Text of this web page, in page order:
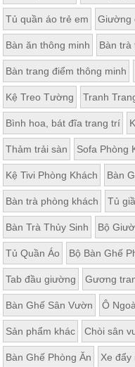
Thất
Phòng
Khách
Sofa,
tủ
rượu,
Bàn
trà...
Nội
Thất
Phòng
Ngủ
Giường
ngủ, tủ
áo, bàn
trang
điểm
Nội
Thất
Phòng
Ăn
Bàn
ăn,
ghế
ăn,
bếp
Tủ quần áo trẻ em Giường
Bàn ăn thông minh Bàn trà
Bàn trang điểm thông minh
Kệ Treo Tường Tranh
Bình hoa, bát đĩa trang trí
Thảm trải sàn Sofa Phòng
Kệ Tivi Phòng Khách Bàn
Bàn trà phòng khách Tủ
Bàn Trà Thủy Sinh Bộ
Tủ Quần Áo Bộ Bàn Ghế
Tab đầu giường Gương
Bàn Ghế Sân Vườn Ô
Sản phẩm khác Chòi sân
Bàn Ghế Phòng Ăn Xe đẩy